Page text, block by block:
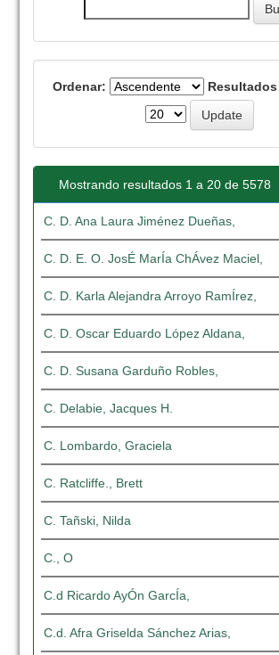
Ordenar:
Mostrando resultados 1 a 20 de 5578
C. D. Ana Laura Jiménez Dueñas,
C. D. E. O. JosÉ MarÍa ChÁvez Maciel,
C. D. Karla Alejandra Arroyo RamÍrez,
C. D. Oscar Eduardo López Aldana,
C. D. Susana Garduño Robles,
C. Delabie, Jacques H.
C. Lombardo, Graciela
C. Ratcliffe., Brett
C. Tañski, Nilda
C., O
C.d Ricardo AyÓn GarcÍa,
C.d. Afra Griselda Sánchez Arias,